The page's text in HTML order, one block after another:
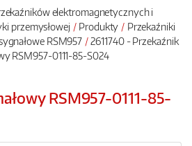
elektromagnetycznych i
przemysłowej
Produkty
Przekaźniki
RSM957
2611740 - Przekaźnik
RSM957-0111-85-S024
RSM957-0111-85-